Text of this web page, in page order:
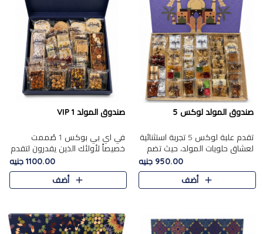
صندوق المولد لوكس 5
تقدم علبة لوكس 5 تجربة استثنائية
لعشاق حلويات المولد، حيث تضم
42 قطعة من تشكيلة فاخرة تجمع
بين أشهر الأصناف التقليدية وأصناف
مميزة مختارة بع..
950.00 جنيه
أضف
صندوق المولد VIP 1
في اي بي بوكس 1 صُممت
خصيصاً لأولئك الذين يقدرون لتقدم
تجربة استثنائية بوكس تجمع بين
أفخر حلويات المولد المصري مع
تشكيلة مختارة من الأصناف ..
1100.00 جنيه
أضف